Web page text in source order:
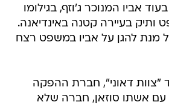
אביו המנוכר ג'וזף, בגילומו
ותיק בעיירה קטנה באינדיאנה.
מנת להגן על אביו במשפט רצח
"צוות דאוני", חברת ההפקה
עם אשתו סוזאן, חברה שלא